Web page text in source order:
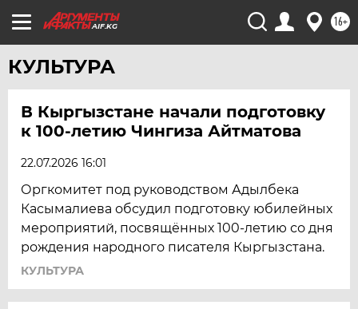
AIF.KG 16+
КУЛЬТУРА
В Кыргызстане начали подготовку
к 100-летию Чингиза Айтматова
22.07.2026 16:01
Оргкомитет под руководством Адылбека
Касымалиева обсудил подготовку юбилейных
мероприятий, посвящённых 100-летию со дня
рождения народного писателя Кыргызстана.
КУЛЬТУРА